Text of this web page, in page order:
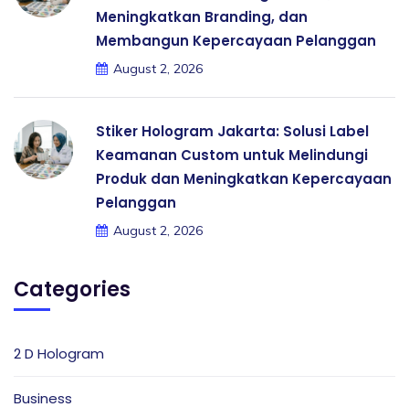
Meningkatkan Branding, dan
Membangun Kepercayaan Pelanggan
August 2, 2026
Stiker Hologram Jakarta: Solusi Label
Keamanan Custom untuk Melindungi
Produk dan Meningkatkan Kepercayaan
Pelanggan
August 2, 2026
Categories
2 D Hologram
Business